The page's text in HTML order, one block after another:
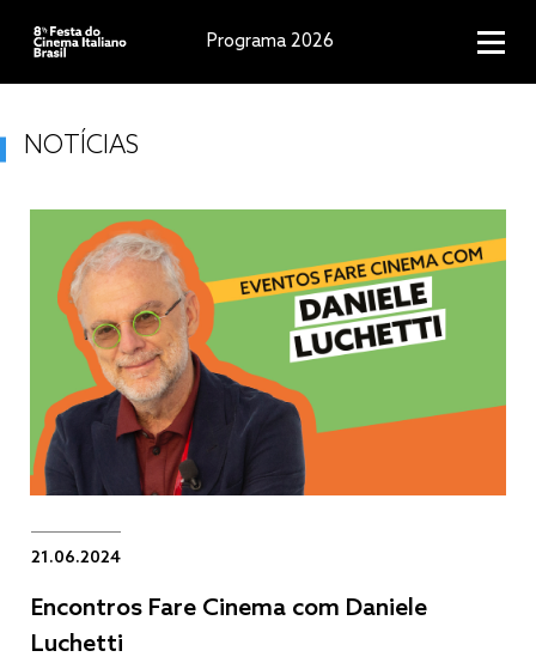
Programa 2026
NOTÍCIAS
21.06.2024
Encontros Fare Cinema com Daniele
Luchetti